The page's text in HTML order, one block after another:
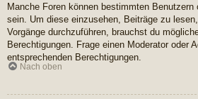
Manche Foren können bestimmten Benutzern
sein. Um diese einzusehen, Beiträge zu
Vorgänge durchzuführen, brauchst du
Berechtigungen. Frage einen Moderator oder
entsprechenden Berechtigungen.
Nach oben